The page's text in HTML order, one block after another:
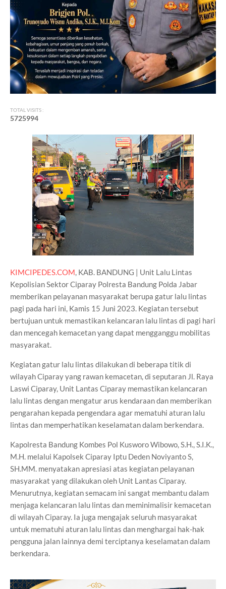
TOTAL VISITS :
5725994
KIMCIPEDES.COM, KAB. BANDUNG | Unit Lalu Lintas
Kepolisian Sektor Ciparay Polresta Bandung Polda Jabar
memberikan pelayanan masyarakat berupa gatur lalu lintas
pagi pada hari ini, Kamis 15 Juni 2023. Kegiatan tersebut
bertujuan untuk memastikan kelancaran lalu lintas di pagi hari
dan mencegah kemacetan yang dapat mengganggu mobilitas
masyarakat.
Kegiatan gatur lalu lintas dilakukan di beberapa titik di
wilayah Ciparay yang rawan kemacetan, di seputaran Jl. Raya
Laswi Ciparay, Unit Lantas Ciparay memastikan kelancaran
lalu lintas dengan mengatur arus kendaraan dan memberikan
pengarahan kepada pengendara agar mematuhi aturan lalu
lintas dan memperhatikan keselamatan dalam berkendara.
Kapolresta Bandung Kombes Pol Kusworo Wibowo, S.H., S.I.K.,
M.H. melalui Kapolsek Ciparay Iptu Deden Noviyanto S,
SH.MM. menyatakan apresiasi atas kegiatan pelayanan
masyarakat yang dilakukan oleh Unit Lantas Ciparay.
Menurutnya, kegiatan semacam ini sangat membantu dalam
menjaga kelancaran lalu lintas dan meminimalisir kemacetan
di wilayah Ciparay. Ia juga mengajak seluruh masyarakat
untuk mematuhi aturan lalu lintas dan menghargai hak-hak
pengguna jalan lainnya demi terciptanya keselamatan dalam
berkendara.